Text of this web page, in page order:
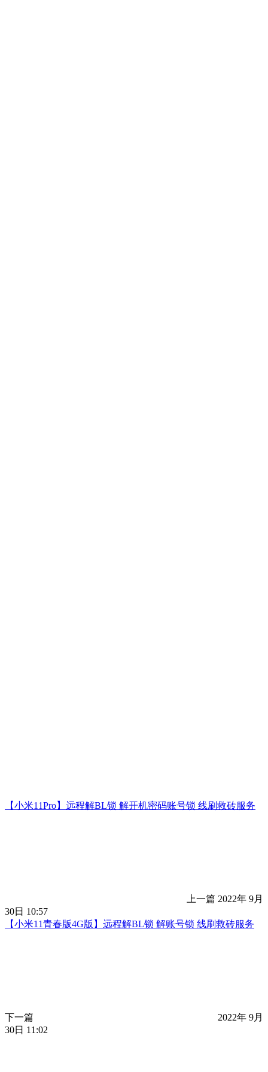
【小米11Pro】远程解BL锁 解开机密码账号锁 线刷救砖服务
上一篇 2022年 9月
30日 10:57
【小米11青春版4G版】远程解BL锁 解账号锁 线刷救砖服务
下一篇
2022年 9月
30日 11:02